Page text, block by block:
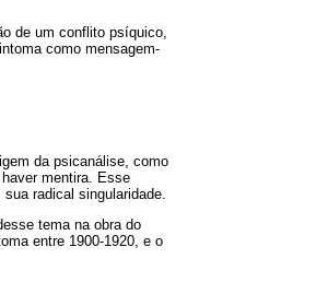
de um conflito psíquico,
como mensagem-
da psicanálise, como
mentira. Esse
radical singularidade.
tema na obra do
entre 1900-1920, e o